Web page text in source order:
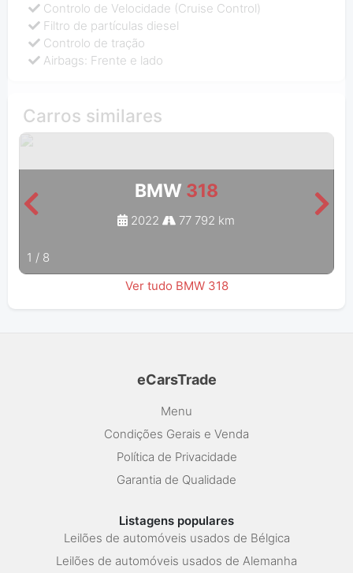
Controlo de Velocidade (Cruise Control)
Filtro de partículas diesel
Controlo de tração
Airbags: Frente e lado
Carros similares
BMW 318
2022 77 792 km
1 / 8
Ver tudo BMW 318
eCarsTrade
Menu
Condições Gerais e Venda
Política de Privacidade
Garantia de Qualidade
Listagens populares
Leilões de automóveis usados de Bélgica
Leilões de automóveis usados de Alemanha